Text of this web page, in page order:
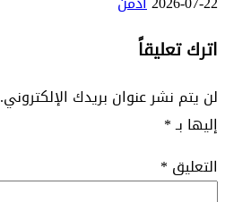
اترك تعليقاً
لن يتم نشر عنوان بريدك الإلكتروني.
إليها بـ*
التعليق *